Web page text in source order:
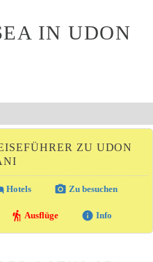
IN UDON
ZU UDON
Hotels photo_camera Zu besuchen
hiking Ausflüge info Info